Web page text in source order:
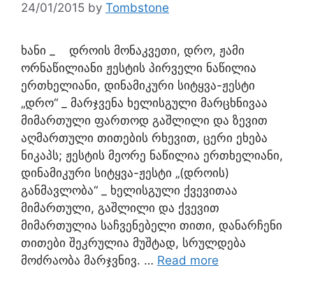
24/01/2015 by Tombstone
ხანი _ დროის მონაკვეთი, დრო, ჟამი
ორნაწილიანი ჟესტის პირველი ნაწილია
ერთხელიანი, დინამიკური სიტყვა-ჟესტი
„დრო“ _ მარჯვენა ხელისგული მარცხნივაა
მიმართული ფართოდ გაშლილი და ზევით
აღმართული თითების რხევით, ცერი ეხება
ნიკაპს; ჟესტის მეორე ნაწილია ერთხელიანი,
დინამიკური სიტყვა-ჟესტი „(დროის)
განმავლობა“ _ ხელისგული ქვევითაა
მიმართული, გაშლილი და ქვევით
მიმართულია საჩვენებელი თითი, დანარჩენი
თითები შეკრულია მუშტად, სრულდება
მოძრაობა მარჯვნივ. … Read more